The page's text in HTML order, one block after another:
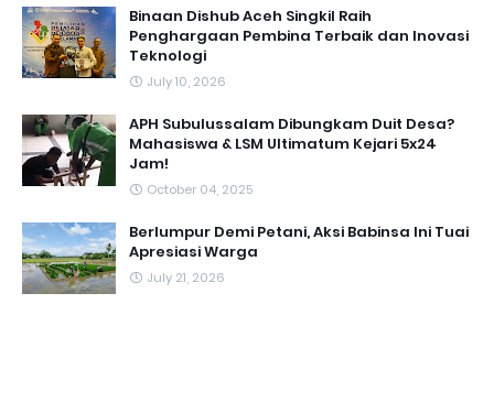
Binaan Dishub Aceh Singkil Raih
Penghargaan Pembina Terbaik dan Inovasi
Teknologi
July 10, 2026
APH Subulussalam Dibungkam Duit Desa?
Mahasiswa & LSM Ultimatum Kejari 5x24
Jam!
October 04, 2025
Berlumpur Demi Petani, Aksi Babinsa Ini Tuai
Apresiasi Warga
July 21, 2026